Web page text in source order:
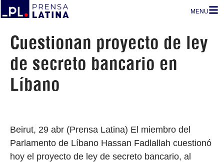
MENU
Cuestionan proyecto de ley
de secreto bancario en
Líbano
Beirut, 29 abr (Prensa Latina) El miembro del
Parlamento de Líbano Hassan Fadlallah cuestionó
hoy el proyecto de ley de secreto bancario, al